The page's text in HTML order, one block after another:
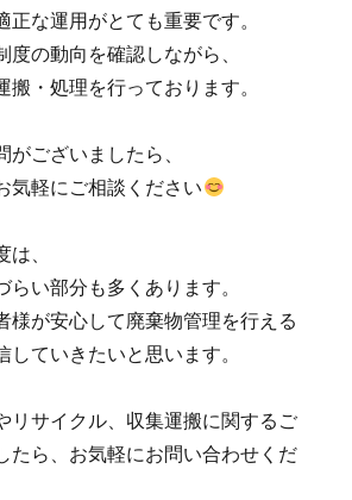
正な運用がとても重要です。
度の動向を確認しながら、
搬・処理を行っております。
がございましたら、
気軽にご相談ください
は、
らい部分も多くあります。
様が安心して廃棄物管理を行える
していきたいと思います。
リサイクル、収集運搬に関するご
たら、お気軽にお問い合わせくだ